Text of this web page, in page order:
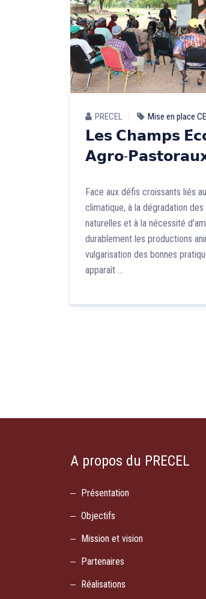
PRECEL Mise en place
𝗟𝗲𝘀 𝗖𝗵𝗮𝗺𝗽𝘀
𝗔𝗴𝗿𝗼-
𝗱𝗶𝗳𝗳𝘂𝘀𝗶𝗼𝗻 𝗱𝗲𝘀
𝗽𝗿𝗮𝘁𝗶𝗾𝘂𝗲𝘀
Face aux défis croissants liés
climatique, à la dégradation
naturelles et à la nécessité
durablement les productions
vulgarisation des bonnes
apparaît …
A propos du PRECEL
Présentation
Objectifs
Mission et vision
Partenaires
Réalisations